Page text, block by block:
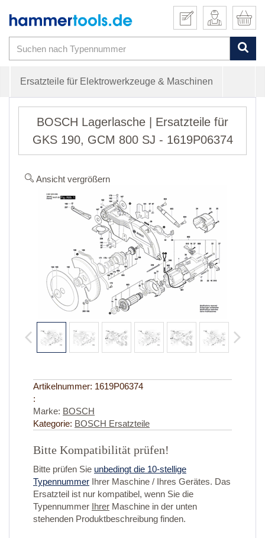
Ersatzteile für Elektrowerkzeuge & Maschinen
BOSCH Lagerlasche | Ersatzteile für
GKS 190, GCM 800 SJ - 1619P06374
Ansicht vergrößern
Artikelnummer: 1619P06374
:
Marke: BOSCH
Kategorie: BOSCH Ersatzteile
Bitte Kompatibilität prüfen!
Bitte prüfen Sie unbedingt die 10-stellige
Typennummer Ihrer Maschine / Ihres Gerätes. Das
Ersatzteil ist nur kompatibel, wenn Sie die
Typennummer Ihrer Maschine in der unten
stehenden Produktbeschreibung finden.